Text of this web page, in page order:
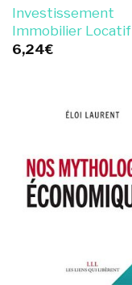
Investissement
Immobilier Locatif
6,24€